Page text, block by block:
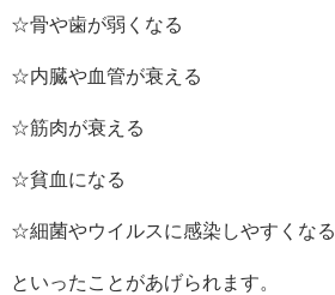
☆骨や歯が弱くなる
☆内臓や血管が衰える
☆筋肉が衰える
☆貧血になる
☆細菌やウイルスに感染しやすくなる
といったことがあげられます。